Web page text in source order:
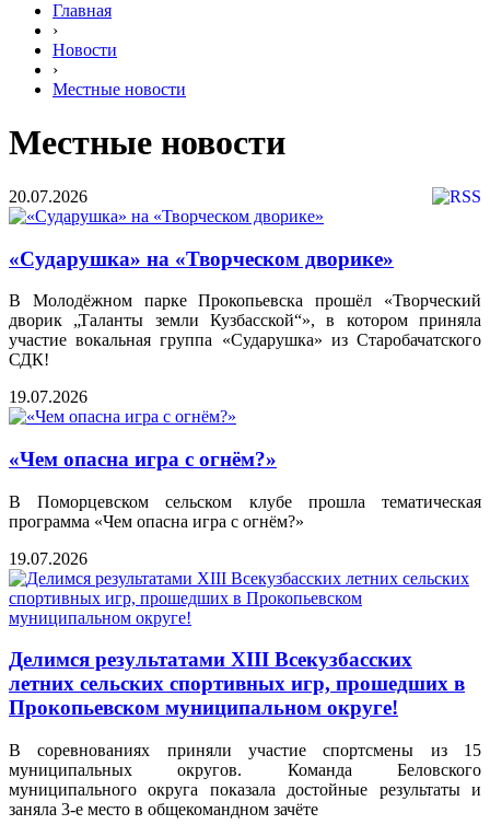
Главная
›
Новости
›
Местные новости
Местные новости
20.07.2026
«Сударушка» на «Творческом дворике»
В Молодёжном парке Прокопьевска прошёл «Творческий
дворик „Таланты земли Кузбасской“», в котором приняла
участие вокальная группа «Сударушка» из Старобачатского
СДК!
19.07.2026
«Чем опасна игра с огнём?»
В Поморцевском сельском клубе прошла тематическая
программа «Чем опасна игра с огнём?»
19.07.2026
Делимся результатами XIII Всекузбасских
летних сельских спортивных игр, прошедших в
Прокопьевском муниципальном округе!
В соревнованиях приняли участие спортсмены из 15
муниципальных округов. Команда Беловского
муниципального округа показала достойные результаты и
заняла 3‑е место в общекомандном зачёте